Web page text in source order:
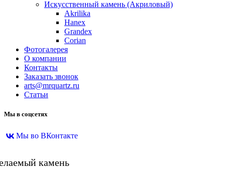
Искусственный камень (Акриловый)
Akrilika
Hanex
Grandex
Corian
Фотогалерея
О компании
Контакты
Заказать звонок
arts@mrquartz.ru
Статьи
Мы в соцсетях
Мы во ВКонтакте
камень